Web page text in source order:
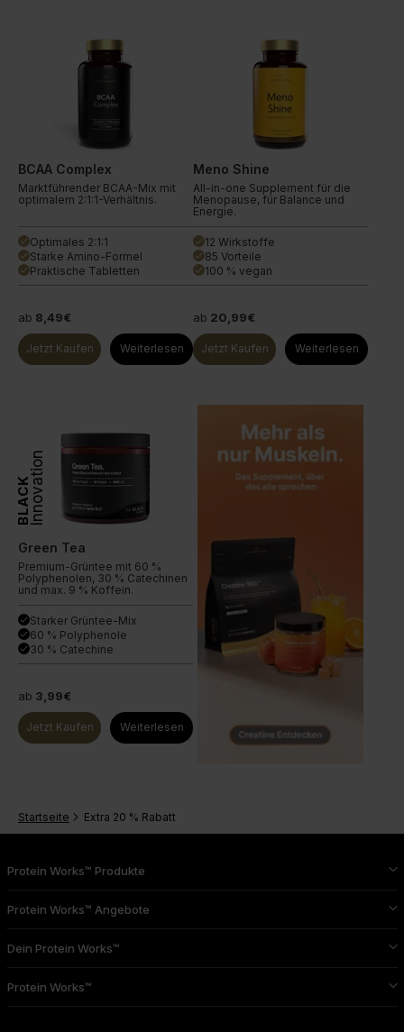
BCAA Complex
Marktführender BCAA-Mix mit
optimalem 2:1:1-Verhältnis.
done Optimales 2:1:1
done Starke Amino-Formel
done Praktische Tabletten
ab 8,49€
Jetzt Kaufen Weiterlesen
Meno Shine
All-in-one Supplement für die
Menopause, für Balance und
Energie.
done 12 Wirkstoffe
done 85 Vorteile
done 100 % vegan
ab 20,99€
Jetzt Kaufen Weiterlesen
BLACKInnovation
Green Tea
Premium-Grüntee mit 60 %
Polyphenolen, 30 % Catechinen
und max. 9 % Koffein.
done Starker Grüntee-Mix
done 60 % Polyphenole
done 30 % Catechine
ab 3,99€
Jetzt Kaufen Weiterlesen
Startseite Extra 20 % Rabatt
Protein Works™ Produkte
Protein Works™ Angebote
Dein Protein Works™
Protein Works™